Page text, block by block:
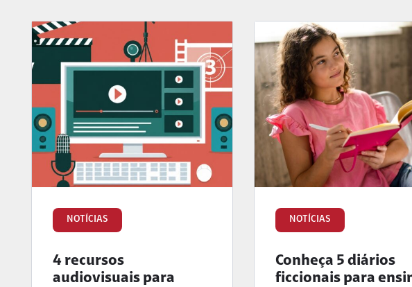
NOTÍCIAS
4 recursos
audiovisuais para
NOTÍCIAS
Conheça 5 diários
ficcionais para